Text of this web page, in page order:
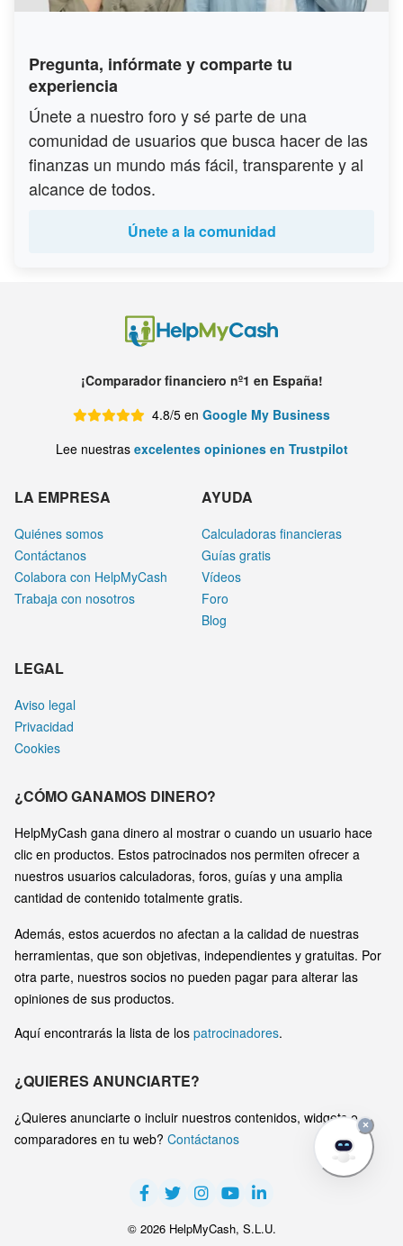
Pregunta, infórmate y comparte tu
experiencia
Únete a nuestro foro y sé parte de una
comunidad de usuarios que busca hacer de las
finanzas un mundo más fácil, transparente y al
alcance de todos.
Únete a la comunidad
×
¡Comparador financiero nº1 en España!
4.8/5 en Google My Business
Lee nuestras excelentes opiniones en Trustpilot
LA EMPRESA
Quiénes somos
Contáctanos
Colabora con HelpMyCash
Trabaja con nosotros
AYUDA
Calculadoras financieras
Guías gratis
Vídeos
Foro
Blog
LEGAL
Aviso legal
Privacidad
Cookies
¿CÓMO GANAMOS DINERO?
HelpMyCash gana dinero al mostrar o cuando un usuario hace
clic en productos. Estos patrocinados nos permiten ofrecer a
nuestros usuarios calculadoras, foros, guías y una amplia
cantidad de contenido totalmente gratis.
Además, estos acuerdos no afectan a la calidad de nuestras
herramientas, que son objetivas, independientes y gratuitas. Por
otra parte, nuestros socios no pueden pagar para alterar las
opiniones de sus productos.
Aquí encontrarás la lista de los patrocinadores.
¿QUIERES ANUNCIARTE?
¿Quieres anunciarte o incluir nuestros contenidos, widgets o
comparadores en tu web? Contáctanos
© 2026 HelpMyCash, S.L.U.